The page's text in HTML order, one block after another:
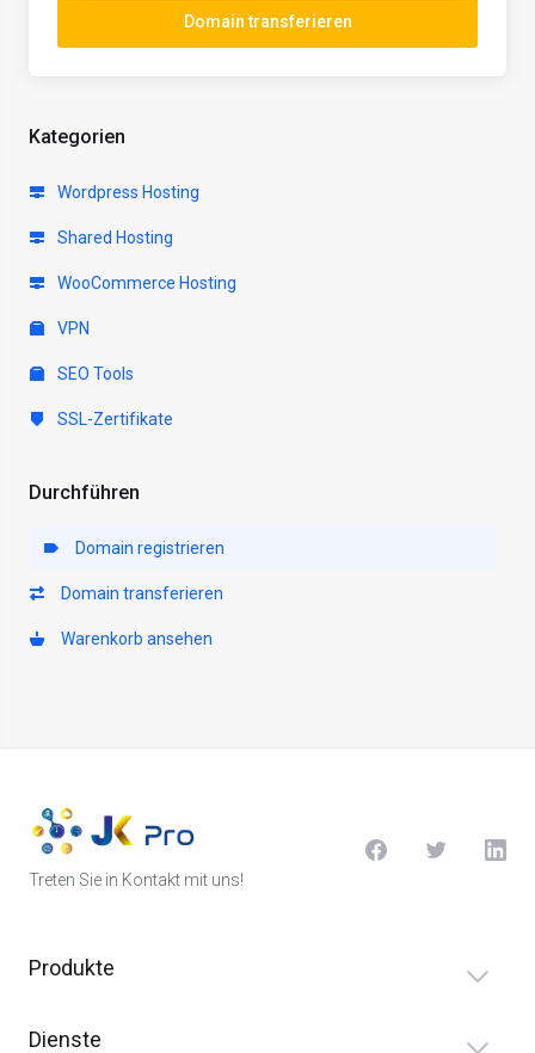
Kategorien
Wordpress Hosting
Shared Hosting
WooCommerce Hosting
VPN
SEO Tools
SSL-Zertifikate
Durchführen
Domain registrieren
Domain transferieren
Warenkorb ansehen
Domain transferieren
Treten Sie in Kontakt mit uns!
Produkte
Dienste